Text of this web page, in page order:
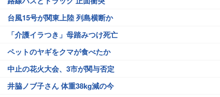
台風15号が関東上陸 列島横断か
「介護イラつき」母踏みつけ死亡
ペットのヤギをクマが食べたか
中止の花火大会、3市が関与否定
井脇ノブ子さん 体重38kg減の今